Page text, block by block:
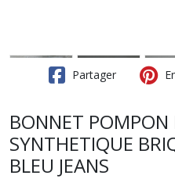
Partager
BONNET POMPON
SYNTHETIQUE
BLEU JEANS